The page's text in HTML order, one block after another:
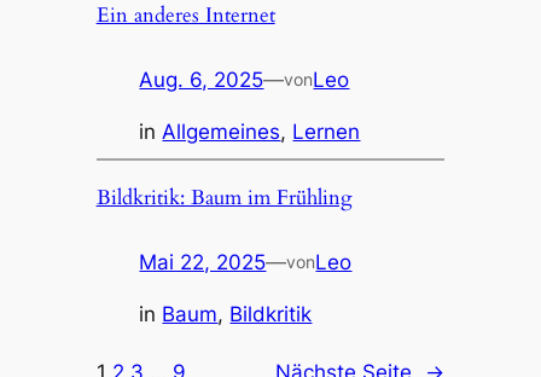
Ein anderes Internet
Aug. 6, 2025—vonLeo
in Allgemeines, Lernen
Bildkritik: Baum im Frühling
Mai 22, 2025—vonLeo
in Baum, Bildkritik